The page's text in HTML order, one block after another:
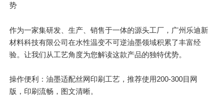
势
作为一家集研发、生产、销售于一体的源头工厂，广州乐迪新
材料科技有限公司在水性温变不可逆油墨领域积累了丰富经
验。让我们从工艺角度为您解读这款产品的独特优势。
操作便利：油墨适配丝网印刷工艺，推荐使用200-300目网
版，印刷流畅，图文清晰。